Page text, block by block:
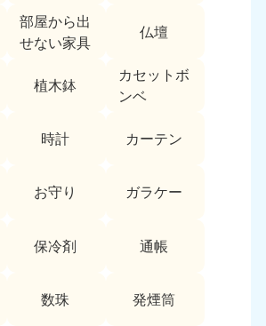
部屋から出
せない家具
仏壇
植木鉢
カセットボ
ンベ
時計 カーテン
お守り ガラケー
保冷剤 通帳
数珠 発煙筒
四国
徳島県
050-1880-9898
中無休 9:00〜19:00 年中無休
中無休 9:00〜19:00 年中無休